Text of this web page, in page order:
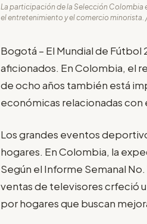
La participación de la Selección Colombia
el entretenimiento y el comercio minorista.
Bogotá – El Mundial de
aficionados. En Colombia, el
de ocho años también está
económicas relacionadas
Los grandes eventos
hogares. En Colombia, la
Según el Informe Semanal
ventas de televisores crfeció
por hogares que buscan